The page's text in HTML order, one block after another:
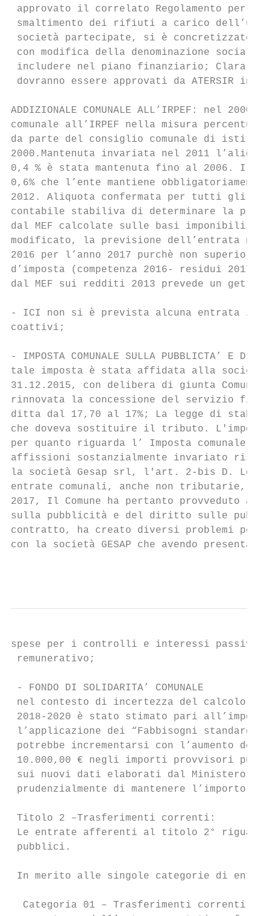
approvato il correlato Regolamento per
smaltimento dei rifiuti a carico
società partecipate, si è concretizzato il
con modifica della denominazione sociale
includere nel piano finanziario; Clara
dovranno essere approvati da ATERSIR in
ADDIZIONALE COMUNALE ALL’IRPEF:
comunale all’IRPEF nella misura
da parte del consiglio comunale di
2000.Mantenuta invariata nel 2011
0,4 % è stata mantenuta fino al 2006. Il
0,6% che l’ente mantiene
2012. Aliquota confermata per tutti gli
contabile stabiliva di determinare la
dal MEF calcolate sulle basi imponibili
modificato, la previsione dell’entrata non
2016 per l’anno 2017 purchè non
d’imposta (competenza 2016- residui
dal MEF sui redditi 2013 prevede un
- ICI non si è prevista alcuna entrata in
coattivi;
- IMPOSTA COMUNALE SULLA PUBBLICTA’ E
tale imposta è stata affidata alla società
31.12.2015, con delibera di giunta
rinnovata la concessione del servizio
ditta dal 17,70 al 17%; La legge di
che doveva sostituire il tributo. L'imposta
per quanto riguarda l’ Imposta
affissioni sostanzialmente invariato
la società Gesap srl, l'art. 2-bis D. Lgs.
entrate comunali, anche non tributarie,
2017, Il Comune ha pertanto provveduto
sulla pubblicità e del diritto sulle
contratto, ha creato diversi problemi per
con la società GESAP che avendo
spese per i controlli e interessi passivi
remunerativo;
- FONDO DI SOLIDARITA’ COMUNALE
nel contesto di incertezza del calcolo
2018-2020 è stato stimato pari
l’applicazione dei “Fabbisogni
potrebbe incrementarsi con l’aumento
10.000,00 € negli importi provvisori
sui nuovi dati elaborati dal Ministero e
prudenzialmente di mantenere l’importo
Titolo 2 –Trasferimenti correnti:
Le entrate afferenti al titolo 2°
pubblici.
In merito alle singole categorie di
Categoria 01 – Trasferimenti correnti